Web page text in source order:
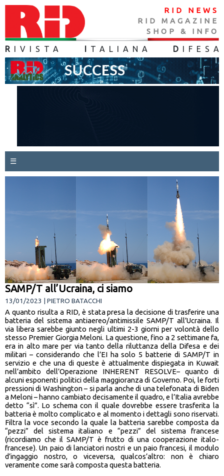
RID NEWS
RID MAGAZINE
SHOP & INFO
R IVISTA TALIANA D IFES A
☰
SAMP/T all’Ucraina, ci siamo
13/01/2023 | PIETRO BATACCHI
A quanto risulta a RID, è stata presa la decisione di trasferire una
batteria del sistema antiaereo/antimissile SAMP/T all’Ucraina. Il
via libera sarebbe giunto negli ultimi 2-3 giorni per volontà dello
stesso Premier Giorgia Meloni. La questione, fino a 2 settimane fa,
era in alto mare per via tanto della riluttanza della Difesa e dei
militari – considerando che l’EI ha solo 5 batterie di SAMP/T in
servizio e che una di queste è attualmente dispiegata in Kuwait
nell’ambito dell’Operazione INHERENT RESOLVE– quanto di
alcuni esponenti politici della maggioranza di Governo. Poi, le forti
pressioni di Washington – si parla anche di una telefonata di Biden
a Meloni – hanno cambiato decisamente il quadro, e l’Italia avrebbe
detto “sì”. Lo schema con il quale dovrebbe essere trasferita la
batteria è molto complicato e al momento i dettagli sono riservati.
Filtra la voce secondo la quale la batteria sarebbe composta da
“pezzi” del sistema italiano e “pezzi” del sistema francese
(ricordiamo che il SAMP/T è frutto di una cooperazione italo-
francese). Un paio di lanciatori nostri e un paio francesi, il modulo
d’ingaggio nostro, o viceversa, qualcos’altro: non è chiaro
veramente come sarà composta questa batteria.